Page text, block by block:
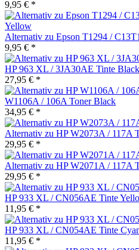
9,95 € *
Alternativ zu Epson T1294 /
9,95 € *
HP 963 XL / 3JA30AE Tinte Black
27,95 € *
W1106A / 106A Toner Black
34,95 € *
Alternativ zu HP W2073A / 117A
29,95 € *
Alternativ zu HP W2071A / 117A
29,95 € *
HP 933 XL / CN056AE Tinte
11,95 € *
HP 933 XL / CN054AE Tinte
11,95 € *